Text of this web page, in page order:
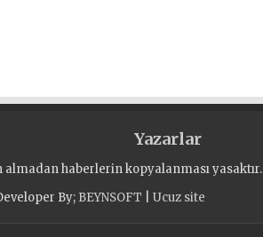
Yazarlar
haberlerin kopyalanması yasaktır.
By; BEYNSOFT Ucuz site